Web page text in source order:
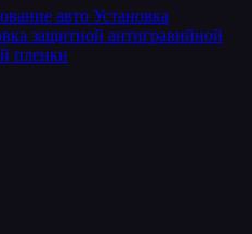
авто Установка
защитной антигравийной
пленки